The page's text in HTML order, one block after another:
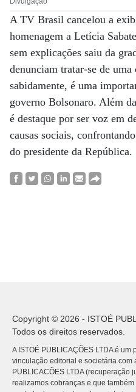
A TV Brasil cancelou a
homenagem a Letícia
sem explicações saiu da
denunciam tratar-se de uma
sabidamente, é uma
governo Bolsonaro. Além
é destaque por ser voz em
causas sociais,
do presidente da República.
Copyright © 2026 - ISTOÉ
Todos os direitos reservados.
A ISTOÉ PUBLICAÇÕES LTDA é
vinculação editorial e societária com
PUBLICACÕES LTDA (recuperação
realizamos cobranças e que